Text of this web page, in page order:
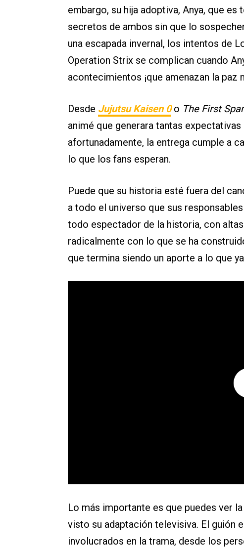
embargo, su hija adoptiva, Anya, que
secretos de ambos sin que lo
una escapada invernal, los intentos de
Operation Strix se complican cuando
acontecimientos ¡que amenazan la paz
Desde Jujutsu Kaisen 0o The First
animé que generara tantas
afortunadamente, la entrega cumple a
lo que los fans esperan.
Puede que su historia esté fuera del
a todo el universo que sus
todo espectador de la historia, con
radicalmente con lo que se ha
que termina siendo un aporte a lo que
Lo más importante es que puedes ver
visto su adaptación televisiva. El guión
involucrados en la trama, desde los